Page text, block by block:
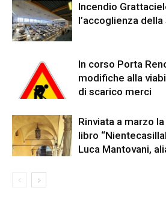
Incendio
l’accoglienza
In corso Porta
modifiche alla
di scarico merci
Rinviata a marzo
libro
Luca Mantovani,